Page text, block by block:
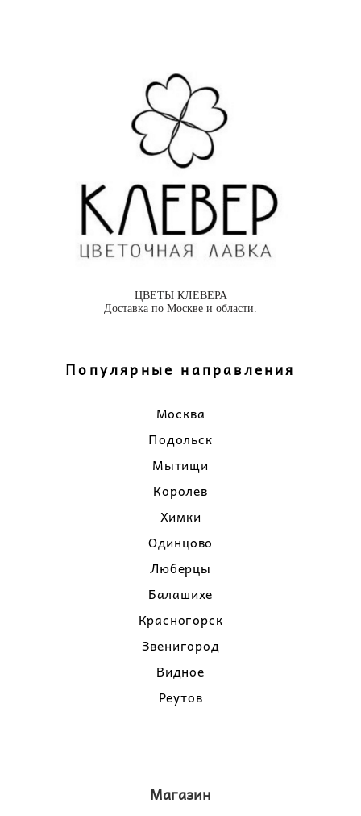
ЦВЕТЫ КЛЕВЕРА
Доставка по Москве и области.
Популярные направления
Москва
Подольск
Мытищи
Королев
Химки
Одинцово
Люберцы
Балашихе
Красногорск
Звенигород
Видное
Реутов
Магазин